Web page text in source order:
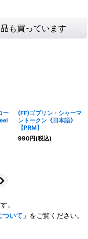
も買っています
ー
(FF)ゴブリン・シャーマ
ントークン《日本語》
【PRM】
990円(税込)
。
ついて 」をご覧ください。